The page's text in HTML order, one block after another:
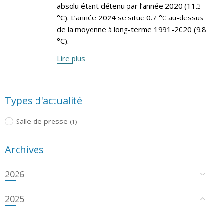
absolu étant détenu par l’année 2020 (11.3
°C). L’année 2024 se situe 0.7 °C au-dessus
de la moyenne à long-terme 1991-2020 (9.8
°C).
Lire plus
Types d'actualité
Salle de presse (1)
Archives
2026
2025